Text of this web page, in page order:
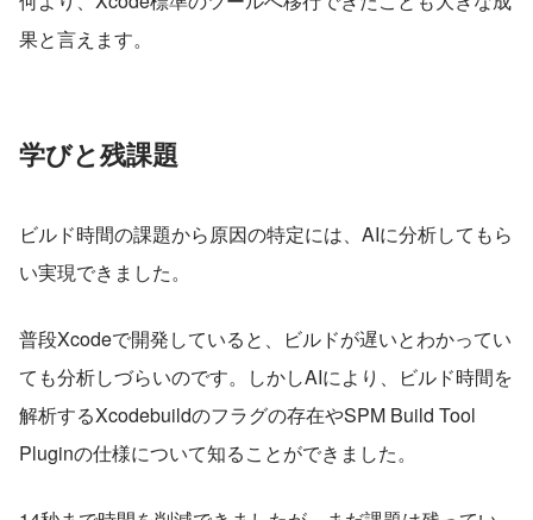
果と言えます。
学びと残課題
ビルド時間の課題から原因の特定には、AIに分析してもら
い実現できました。
普段Xcodeで開発していると、ビルドが遅いとわかってい
ても分析しづらいのです。しかしAIにより、ビルド時間を
解析するXcodebuildのフラグの存在やSPM Build Tool
Pluginの仕様について知ることができました。